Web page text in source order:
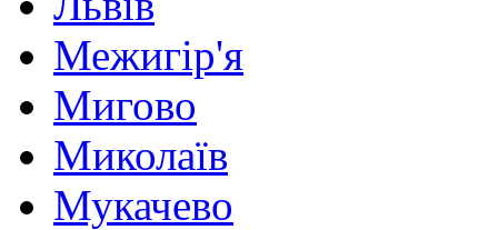
Межигір'я
Мигово
Миколаїв
Мукачево